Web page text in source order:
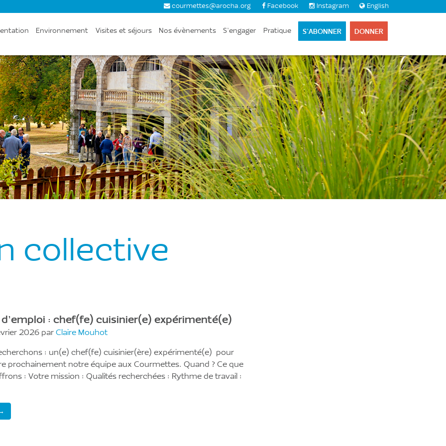
courmettes@arocha.org Facebook Instagram English
Environnement Visites et séjours Nos évènements S’engager Pratique S’ABONNER DONNER
collective
: chef(fe) cuisinier(e) expérimenté(e)
2026 parClaire Mouhot
: un(e) chef(fe) cuisinier(ère) expérimenté(e) pour
prochainement notre équipe aux Courmettes. Quand ? Ce que
: Votre mission : Qualités recherchées : Rythme de travail :